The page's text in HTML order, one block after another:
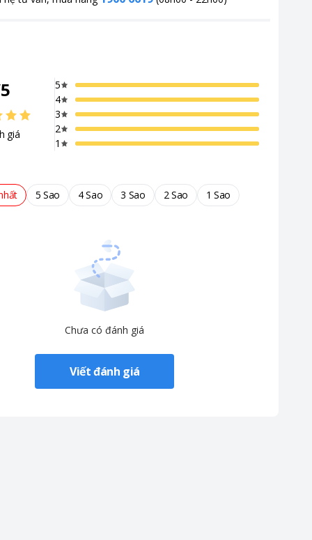
và sở hữu nhiều tính
5
giá
5
4
3
2
1
5 Sao 4 Sao 3 Sao 2 Sao 1 Sao
Chưa có đánh giá
Viết đánh giá